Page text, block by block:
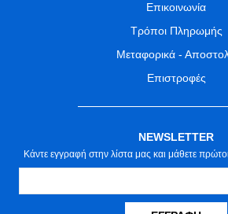
Επικοινωνία
Τρόποι Πληρωμής
Μεταφορικά -
Επιστροφές
NEWSLETTER
Κάντε εγγραφή στην λίστα μας και μάθετε